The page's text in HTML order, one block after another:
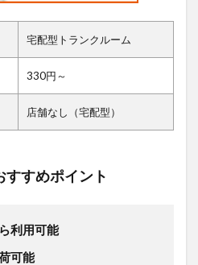
宅配型トランクルーム
330円～
店舗なし（宅配型）
すめポイント
利用可能
可能